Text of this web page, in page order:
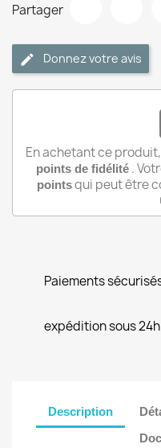
Partager
Donnez votre avis
En achetant ce
points de fidélité.
pointsqui peut être
Paiements
expédition sous 24h
Description